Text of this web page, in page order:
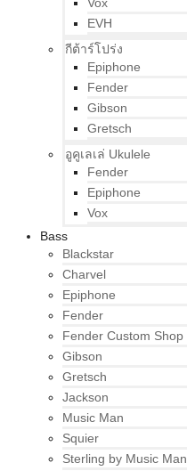
EVH
กีต้าร์โปร่ง
Epiphone
Fender
Gibson
Gretsch
อูคูเลเล่ Ukulele
Fender
Epiphone
Vox
Bass
Blackstar
Charvel
Epiphone
Fender
Fender Custom Shop
Gibson
Gretsch
Jackson
Music Man
Squier
Sterling by Music Man